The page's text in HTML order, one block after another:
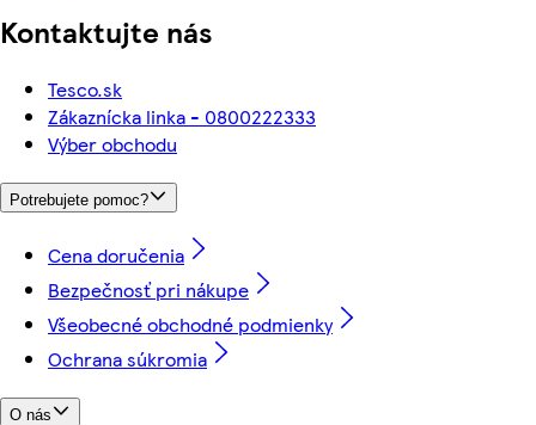
Kontaktujte nás
Tesco.sk
Zákaznícka linka - 0800222333
Výber obchodu
Potrebujete pomoc?
Cena doručenia
Bezpečnosť pri nákupe
Všeobecné obchodné podmienky
Ochrana súkromia
O nás